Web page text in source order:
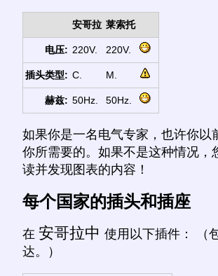
安哥拉 莱索托
电压: 220V. 220V.
插头类型: C. M.
赫兹: 50Hz. 50Hz.
如果你是一名电气专家，也许你以
你所需要的。如果不是这种情况，
读并发现图表的内容！
每个国家的插头和插座
在 安哥拉中 使用以下插件： （
达。）